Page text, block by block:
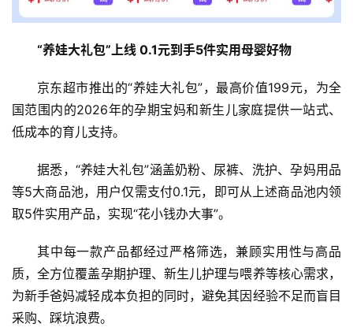
新
商
5
G
工
智
能
A
“养娃大礼包”上线 0.1元到手5件实用母婴好物
京东超市推出的“养娃大礼包”，最高价值199元，为全
国范围内的2026年的孕期宝妈和新生儿家庭提供一站式、
低成本的育儿支持。
据悉，“养娃大礼包”涵盖奶粉、尿裤、洗护、孕妈用品
等5大商品池，用户仅需支付0.1元，即可从上述商品池内领
取5件实用产品，实现“花小钱办大事”。
其中每一款产品都经过严格筛选，兼顾实用性与高品
质，全方位覆盖孕期护理、新生儿护理与喂养等核心需求，
为新手爸妈减轻成本负担的同时，避免其因经验不足而盲目
采购、踩坑浪费。